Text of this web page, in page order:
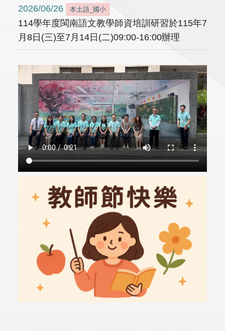
2026/06/26 本土語_國小
114學年度閩南語文教學師資培訓研習於115年7
月8日(三)至7月14日(二)09:00-16:00辦理